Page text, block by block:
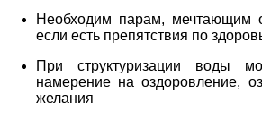
Необходим парам, мечтающим
если есть препятствия по
При структуризации воды
намерение на оздоровление,
желания